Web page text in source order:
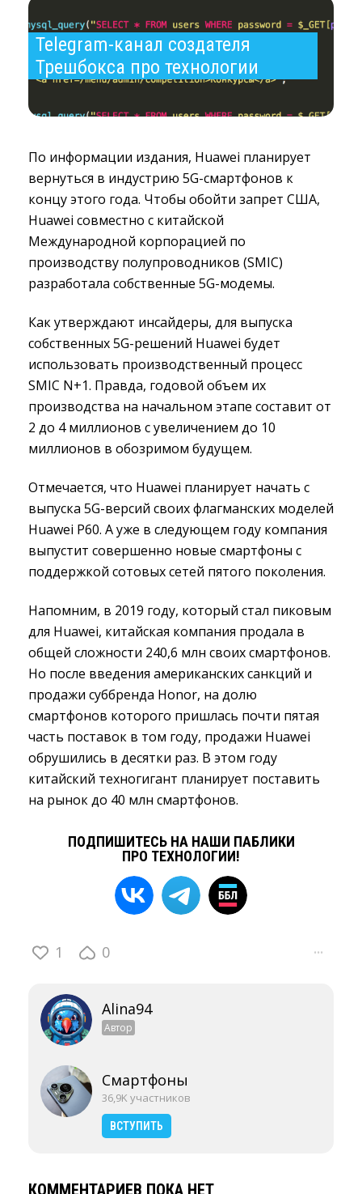
Telegram-канал создателя
Трешбокса про технологии
По информации издания, Huawei планирует
вернуться в индустрию 5G-смартфонов к
концу этого года. Чтобы обойти запрет США,
Huawei совместно с китайской
Международной корпорацией по
производству полупроводников (SMIC)
разработала собственные 5G-модемы.
Как утверждают инсайдеры, для выпуска
собственных 5G-решений Huawei будет
использовать производственный процесс
SMIC N+1. Правда, годовой объем их
производства на начальном этапе составит от
2 до 4 миллионов с увеличением до 10
миллионов в обозримом будущем.
Отмечается, что Huawei планирует начать с
выпуска 5G-версий своих флагманских моделей
Huawei P60. А уже в следующем году компания
выпустит совершенно новые смартфоны с
поддержкой сотовых сетей пятого поколения.
Напомним, в 2019 году, который стал пиковым
для Huawei, китайская компания продала в
общей сложности 240,6 млн своих смартфонов.
Но после введения американских санкций и
продажи суббренда Honor, на долю
смартфонов которого пришлась почти пятая
часть поставок в том году, продажи Huawei
обрушились в десятки раз. В этом году
китайский техногигант планирует поставить
на рынок до 40 млн смартфонов.
ПОДПИШИТЕСЬ НА НАШИ ПАБЛИКИ
ПРО ТЕХНОЛОГИИ!
1 0 ···
Alina94
Автор
Смартфоны
36,9K участников
ВСТУПИТЬ